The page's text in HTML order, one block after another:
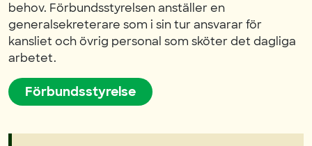
behov. Förbundsstyrelsen anställer en
generalsekreterare som i sin tur ansvarar för
kansliet och övrig personal som sköter det dagliga
arbetet.
Förbundsstyrelse